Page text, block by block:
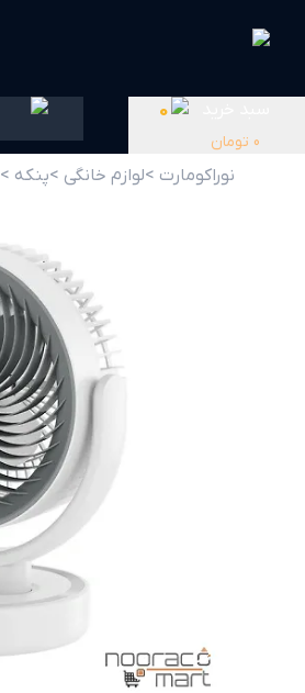
0 تومان
0
نوراکومارت >لوازم خانگی >پنکه >